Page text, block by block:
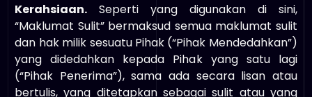
Kerahsiaan. Seperti yang digunakan di sini,
“Maklumat Sulit” bermaksud semua maklumat sulit
dan hak milik sesuatu Pihak (“Pihak Mendedahkan”)
yang didedahkan kepada Pihak yang satu lagi
(“Pihak Penerima”), sama ada secara lisan atau
bertulis, yang ditetapkan sebagai sulit atau yang